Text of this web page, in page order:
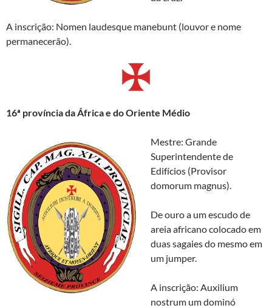
A inscrição: Nomen laudesque manebunt (louvor e nome
permanecerão).
16ª província da África e do Oriente Médio
Mestre: Grande
Superintendente de
Edifícios (Provisor
domorum magnus).
De ouro a um escudo de
areia africano colocado em
duas sagaies do mesmo em
um jumper.
A inscrição: Auxilium
nostrum um dominó